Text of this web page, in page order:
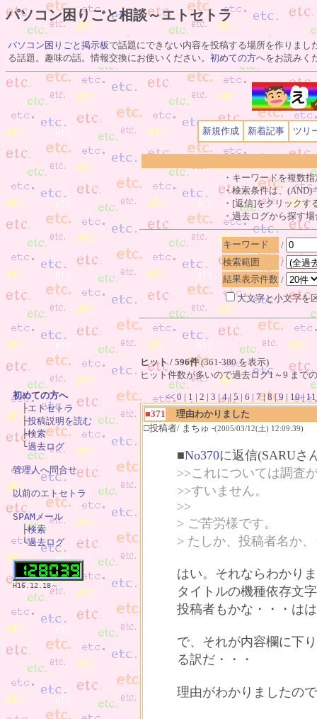
パソコン困りごと相談～エトセトラ
パソコン困りごと掲示板で話題にできない内容を投稿する場所を作りまし
る話題。趣味の話。情報交換にお使いください。 初めての方へをお読みく
新規作成 新着記事 ツリ
・キーワードを複数
・検索条件は、
・[返信]をクリック
・過去ログから探す
キーワード
/
検索範囲
/
結果表示件数 /
大文字と小文字を
ヒット / 596件(361-380 を表示)
ヒット件数が多いので過去ログ1～9 まで
<< 0 | 1 | 2 | 3 |4| 5 | 6 | 7|8|9 | 10| 11
■371
理由わかりました
□投稿者/ まちゅ -(2005/03/12(土) 12:09:39)
■No370に返信(SARUさ
>>これについては調査
>>すいません。
>>
> ご苦労様です。
> たしか、投稿者名か
はい。それならわかり
タイトルの機種依存文
投稿者もかな・・・は
で、それが内容欄に下
る訳だ・・・
理由がわかりましたの
初めての方へ
├エトセトラ
├投稿説明を読む
├検索
└過去ログ
管理人へ問合せ
以前のエトセトラ
SPAMメール
├検索
└過去ログ
H16.12.18～